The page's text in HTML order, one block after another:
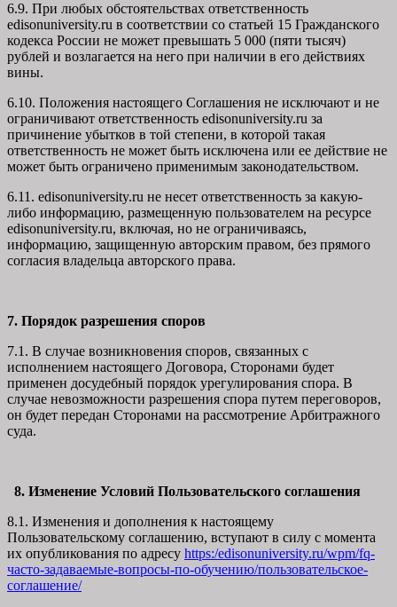
6.9. При любых обстоятельствах ответственность
edisonuniversity.ru в соответствии со статьей 15 Гражданского
кодекса России не может превышать 5 000 (пяти тысяч)
рублей и возлагается на него при наличии в его действиях
вины.
6.10. Положения настоящего Соглашения не исключают и не
ограничивают ответственность edisonuniversity.ru за
причинение убытков в той степени, в которой такая
ответственность не может быть исключена или ее действие не
может быть ограничено применимым законодательством.
6.11. edisonuniversity.ru не несет ответственность за какую-
либо информацию, размещенную пользователем на ресурсе
edisonuniversity.ru, включая, но не ограничиваясь,
информацию, защищенную авторским правом, без прямого
согласия владельца авторского права.
7. Порядок разрешения споров
7.1. В случае возникновения споров, связанных с
исполнением настоящего Договора, Сторонами будет
применен досудебный порядок урегулирования спора. В
случае невозможности разрешения спора путем переговоров,
он будет передан Сторонами на рассмотрение Арбитражного
суда.
8. Изменение Условий Пользовательского соглашения
8.1. Изменения и дополнения к настоящему
Пользовательскому соглашению, вступают в силу с момента
их опубликования по адресу https:/edisonuniversity.ru/wpm/fq-
часто-задаваемые-вопросы-по-обучению/пользовательское-
соглашение/